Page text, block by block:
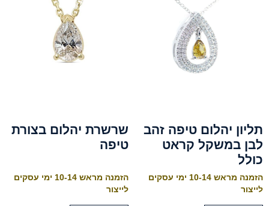
תליון יהלום טיפה זהב
לבן במשקל קראט
כולל
הזמנה מראש 10-14 ימי עסקים
לייצור
שרשרת יהלום בצורת
טיפה
הזמנה מראש 10-14 ימי עסקים
לייצור